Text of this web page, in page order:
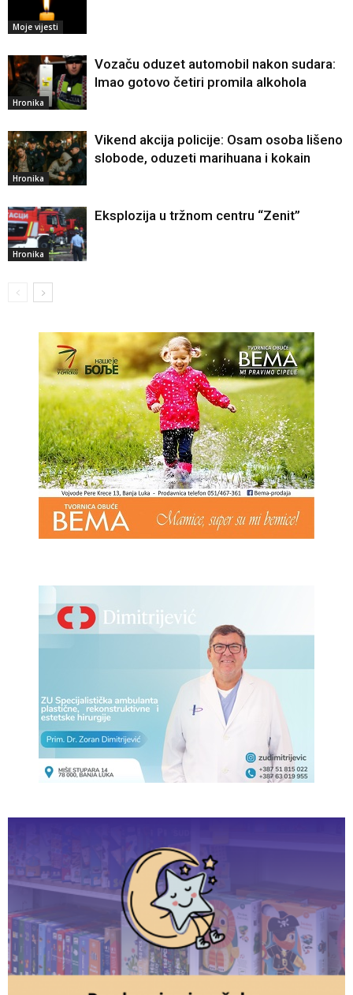
Moje vijesti
Hronika
Vozaču oduzet automobil nakon sudara:
Imao gotovo četiri promila alkohola
Hronika
Vikend akcija policije: Osam osoba lišeno
slobode, oduzeti marihuana i kokain
Hronika
Eksplozija u tržnom centru “Zenit”